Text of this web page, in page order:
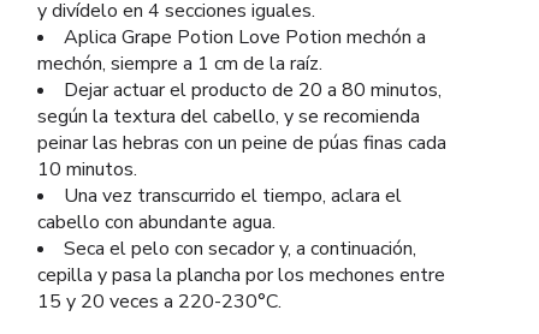
y divídelo en 4 secciones iguales.
Aplica Grape Potion Love Potion mechón a
mechón, siempre a 1 cm de la raíz.
Dejar actuar el producto de 20 a 80 minutos,
según la textura del cabello, y se recomienda
peinar las hebras con un peine de púas finas cada
10 minutos.
Una vez transcurrido el tiempo, aclara el
cabello con abundante agua.
Seca el pelo con secador y, a continuación,
cepilla y pasa la plancha por los mechones entre
15 y 20 veces a 220-230°C.